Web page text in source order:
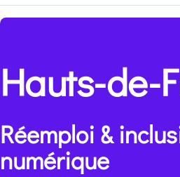
Hauts-de-
Réemploi &
numérique